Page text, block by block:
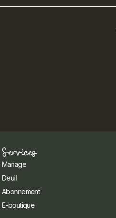
Services
Mariage
Deuil
Abonnement
E-boutique